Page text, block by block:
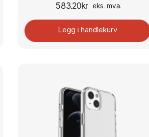
583.20kr eks. mva.
Legg i handlekurv